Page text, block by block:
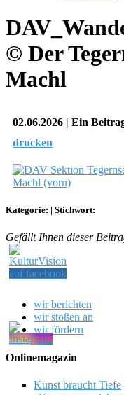
© Der
Machl
02.06.2026 | Ein
drucken
Kategorie: | Stichwort:
Gefällt Ihnen dieser
wir berichten
wir stoßen an
wir fördern
Onlinemagazin
Kunst braucht Tiefe